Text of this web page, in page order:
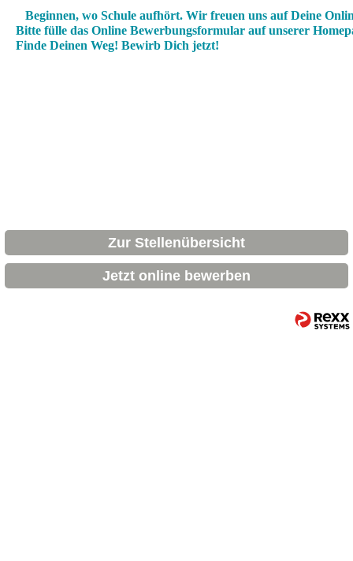
Beginnen, wo Schule aufhört. Wir freuen uns auf Deine
Bitte fülle das Online Bewerbungsformular auf unserer
Finde Deinen Weg! Bewirb Dich jetzt!
Zur Stellenübersicht
Jetzt online bewerben